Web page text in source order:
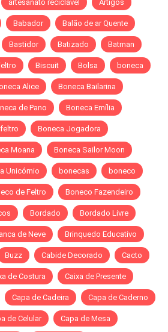
artesanato reciclável Artigos
Babador Balão de ar Quente
Bastidor Batizado Batman
Biscuit Bolsa boneca
Alice Boneca Bailarina
de Pano Boneca Emília
Boneca Jogadora
Moana Boneca Sailor Moon
Unicórnio bonecas boneco
de Feltro Boneco Fazendeiro
Bordado Bordado Livre
de Neve Brinquedo Educativo
Buzz Cabide Decorado Cacto
de Costura Caixa de Presente
Capa de Cadeira Capa de Caderno
de Celular Capa de Mesa